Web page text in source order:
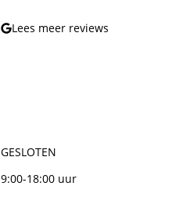
Lees meer reviews
GESLOTEN
9:00-18:00 uur